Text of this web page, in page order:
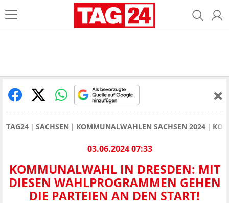
TAG24 SACHSEN KOMMUNALWAHLEN SACHSEN 2024
03.06.2024 07:33
KOMMUNALWAHL IN DRESDEN: MIT
DIESEN WAHLPROGRAMMEN GEHEN
DIE PARTEIEN AN DEN START!